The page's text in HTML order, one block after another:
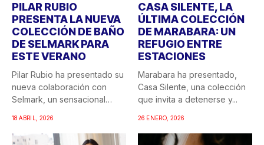
PILAR RUBIO
PRESENTA LA NUEVA
COLECCIÓN DE BAÑO
DE SELMARK PARA
ESTE VERANO
Pilar Rubio ha presentado su
nueva colaboración con
Selmark, un sensacional
18 ABRIL, 2026
CASA SILENTE, LA
ÚLTIMA COLECCIÓN
DE MARABARA: UN
REFUGIO ENTRE
ESTACIONES
Marabara ha presentado,
Casa Silente, una colección
que invita a detenerse y...
26 ENERO, 2026